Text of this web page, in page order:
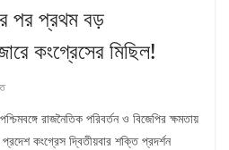
পর প্রথম বড়
কংগ্রেসের মিছিল!
রাজনৈতিক পরিবর্তন ও বিজেপির ক্ষমতায়
কংগ্রেস দ্বিতীয়বার শক্তি প্রদর্শন